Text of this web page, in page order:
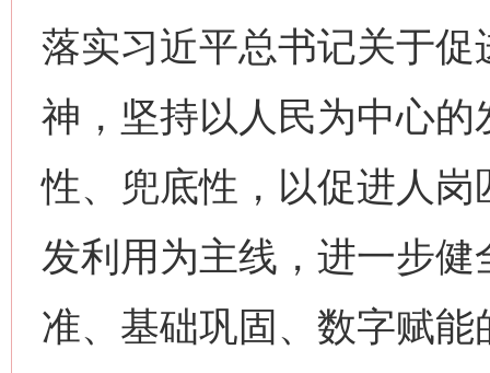
落实习近平总书记关于
神，坚持以人民为中心
性、兜底性，以促进人
发利用为主线，进一步
准、基础巩固、数字赋